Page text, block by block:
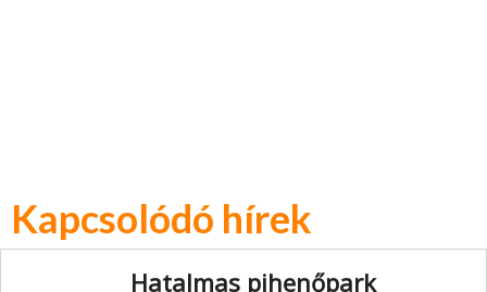
Kapcsolódó hírek
Hatalmas pihenőpark